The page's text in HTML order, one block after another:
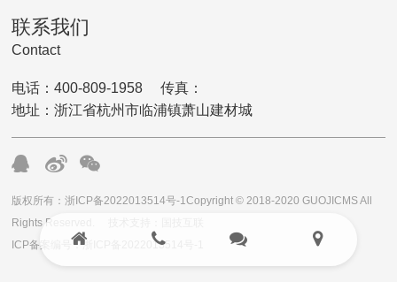
联系我们
Contact
电话：400-809-1958 传真：
地址：浙江省杭州市临浦镇萧山建材城
版权所有：浙ICP备2022013514号-1Copyright © 2018-2020 GUOJICMS All
Rights Reserved. 技术支持：国技互联
ICP备案编号：浙ICP备2022013514号-1